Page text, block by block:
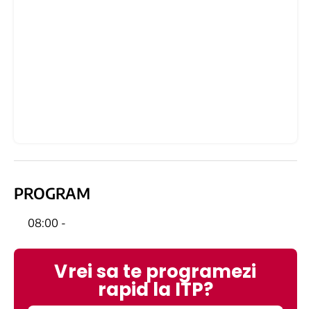
PROGRAM
08:00 -
Vrei sa te programezi
rapid la ITP?